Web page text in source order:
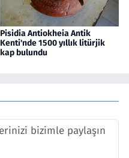
Pisidia Antiokheia Antik
Kenti'nde 1500 yıllık litürjik
kap bulundu